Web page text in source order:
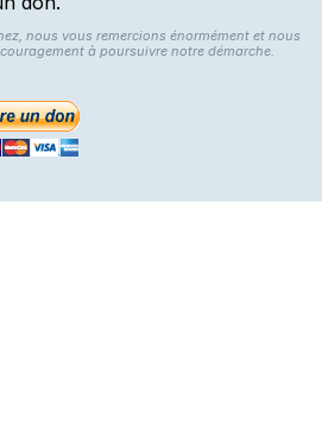
nous vous remercions énormément et nous
à poursuivre notre démarche.